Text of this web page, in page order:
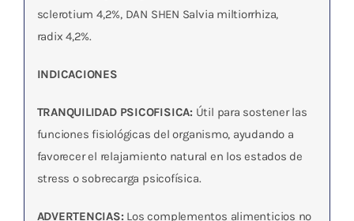
sclerotium 4,2%, DAN SHEN Salvia miltiorrhiza,
radix 4,2%.
INDICACIONES
TRANQUILIDAD PSICOFISICA: Útil para sostener las
funciones fisiológicas del organismo, ayudando a
favorecer el relajamiento natural en los estados de
stress o sobrecarga psicofísica.
ADVERTENCIAS: Los complementos alimenticios no